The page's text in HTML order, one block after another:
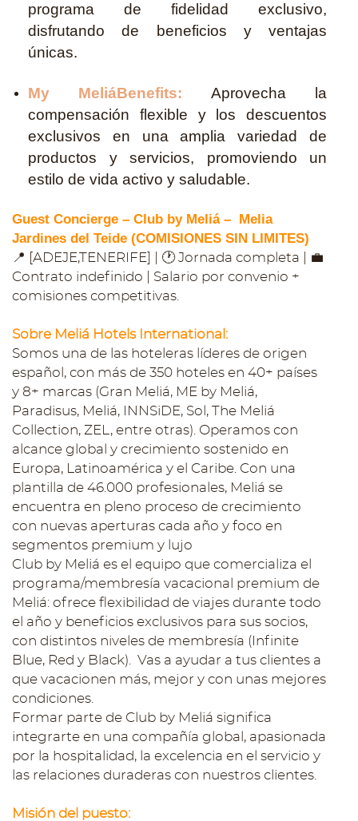
programa de fidelidad exclusivo,
disfrutando de beneficios y ventajas
únicas.
My MeliáBenefits: Aprovecha la
compensación flexible y los descuentos
exclusivos en una amplia variedad de
productos y servicios, promoviendo un
estilo de vida activo y saludable.
Guest Concierge – Club by Meliá – Melia
Jardines del Teide (COMISIONES SIN LIMITES)
📍 [ADEJE,TENERIFE] | 🕐 Jornada completa | 💼
Contrato indefinido | Salario por convenio +
comisiones competitivas.
Sobre Meliá Hotels International:
Somos una de las hoteleras líderes de origen
español, con más de 350 hoteles en 40+ países
y 8+ marcas (Gran Meliá, ME by Meliá,
Paradisus, Meliá, INNSiDE, Sol, The Meliá
Collection, ZEL, entre otras). Operamos con
alcance global y crecimiento sostenido en
Europa, Latinoamérica y el Caribe. Con una
plantilla de 46.000 profesionales, Meliá se
encuentra en pleno proceso de crecimiento
con nuevas aperturas cada año y foco en
segmentos premium y lujo
Club by Meliá es el equipo que comercializa el
programa/membresía vacacional premium de
Meliá: ofrece flexibilidad de viajes durante todo
el año y beneficios exclusivos para sus socios,
con distintos niveles de membresía (Infinite
Blue, Red y Black). Vas a ayudar a tus clientes a
que vacacionen más, mejor y con unas mejores
condiciones.
Formar parte de Club by Meliá significa
integrarte en una compañía global, apasionada
por la hospitalidad, la excelencia en el servicio y
las relaciones duraderas con nuestros clientes.
Misión del puesto: